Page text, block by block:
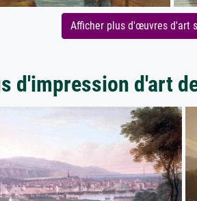
Afficher plus d'œuvres d'art
d'impression d'art